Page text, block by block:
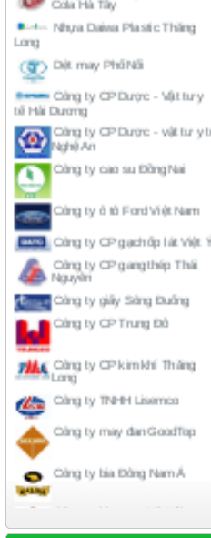
Nhựa Daiwa Plastic Thăng
Long
tế Hải Dương
Công ty CP Dược - vật tư y tế
Nghệ An
Công ty cao su Đồng Nai
Công ty CP gạch ốp lát Việt Ý
Công ty CP gang thép Thái
Nguyên
Công ty giấy Sông Đuống
Công ty CP Trung Đô
Công ty CP kim khí Thăng
Long
Công ty TNHH Lisemco
Công ty may đan GoodTop
Công ty liên doanh American-